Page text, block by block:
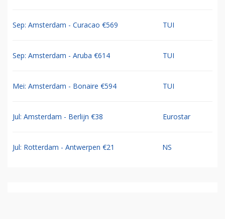
Sep: Amsterdam - Curacao €569 TUI
Sep: Amsterdam - Aruba €614 TUI
Mei: Amsterdam - Bonaire €594 TUI
Jul: Amsterdam - Berlijn €38 Eurostar
Jul: Rotterdam - Antwerpen €21 NS